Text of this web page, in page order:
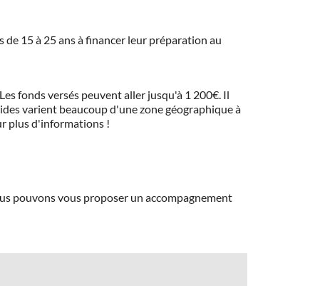
15 à 25 ans à financer leur préparation au
fonds versés peuvent aller jusqu'à 1 200€. Il
varient beaucoup d'une zone géographique à
plus d'informations !
pouvons vous proposer un accompagnement